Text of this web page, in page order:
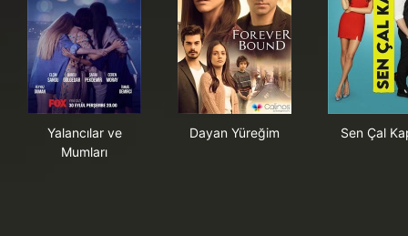
Yalancılar ve
Mumları
Dayan Yüreğim Sen Çal